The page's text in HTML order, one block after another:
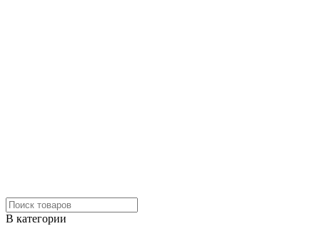
В категории